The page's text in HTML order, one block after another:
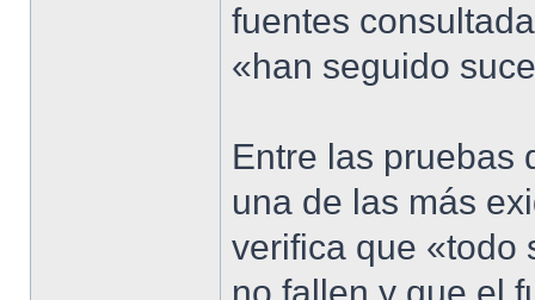
fuentes
«han seguido
Entre las pruebas
una de las más
verifica que «todo